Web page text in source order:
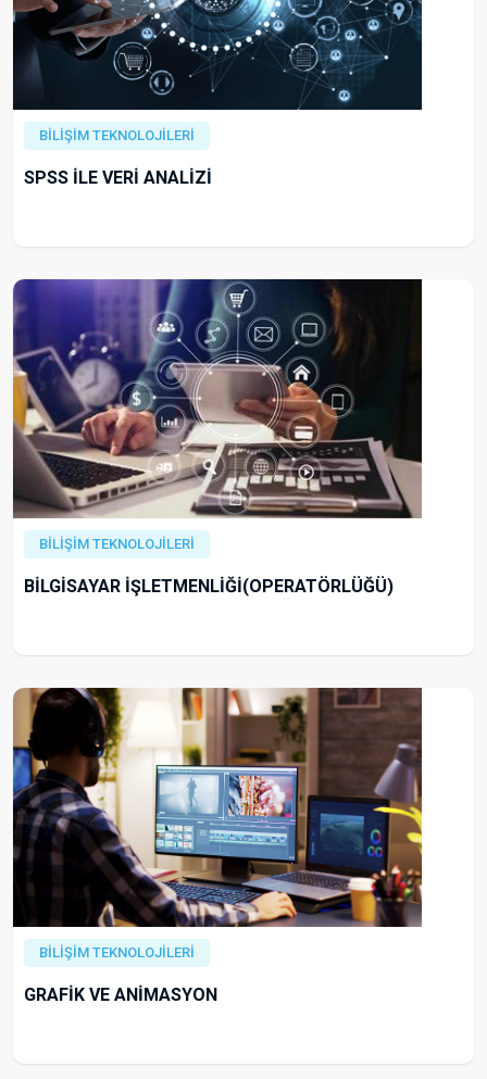
BİLİŞİM TEKNOLOJİLERİ
SPSS İLE VERİ ANALİZİ
BİLİŞİM TEKNOLOJİLERİ
BİLGİSAYAR İŞLETMENLİĞİ(OPERATÖRLÜĞÜ)
BİLİŞİM TEKNOLOJİLERİ
GRAFİK VE ANİMASYON